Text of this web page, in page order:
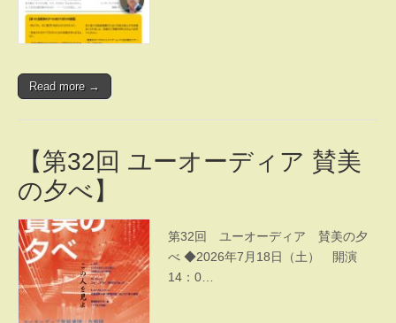
Read more →
【第32回 ユーオーディア 賛美
の夕べ】
第32回 ユーオーディア 賛美の夕
べ ◆2026年7月18日（土） 開演
14：0…